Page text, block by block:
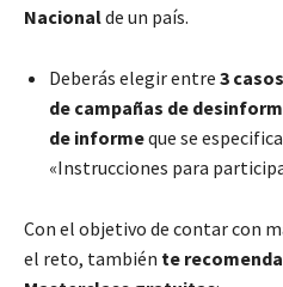
Nacionalde un país.
Deberás elegir entre 3
de campañas de
de informeque se
«Instrucciones para
Con el objetivo de contar con
el reto, también te